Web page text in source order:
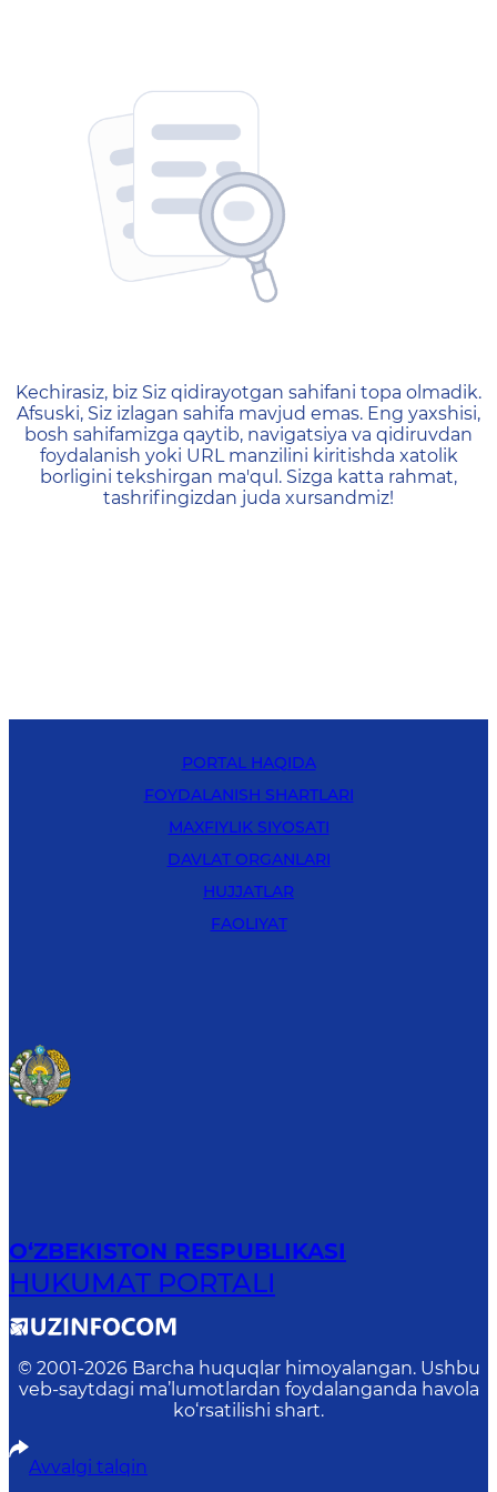
404 — Страница не
Kechirasiz, biz Siz qidirayotgan sahifani topa olmadik.
Afsuski, Siz izlagan sahifa mavjud emas. Eng yaxshisi,
bosh sahifamizga qaytib, navigatsiya va qidiruvdan
foydalanish yoki URL manzilini kiritishda xatolik
borligini tekshirgan ma'qul. Sizga katta rahmat,
tashrifingizdan juda xursandmiz!
PORTAL HAQIDA
FOYDALANISH SHARTLARI
MAXFIYLIK SIYOSATI
DAVLAT ORGANLARI
HUJJATLAR
FAOLIYAT
O‘ZBEKISTON RESPUBLIKASI
HUKUMAT PORTALI
© 2001-2026 Barcha huquqlar himoyalangan. Ushbu
veb-saytdagi ma’lumotlardan foydalanganda havola
ko‘rsatilishi shart.
Avvalgi talqin